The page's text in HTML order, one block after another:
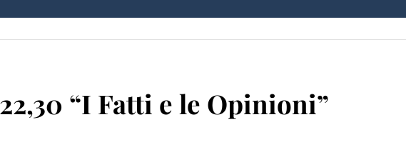
“I Fatti e le Opinioni”